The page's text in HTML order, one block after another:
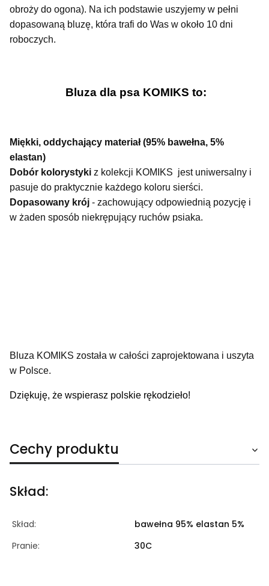
obroży do ogona). Na ich podstawie uszyjemy w pełni
dopasowaną bluzę, która trafi do Was w około 10 dni
roboczych.
Bluza dla psa KOMIKS to:
Miękki, oddychający materiał (95% bawełna, 5%
elastan)
Dobór kolorystyki z kolekcji KOMIKS jest uniwersalny i
pasuje do praktycznie każdego koloru sierści.
Dopasowany krój - zachowujący odpowiednią pozycję i
w żaden sposób niekrępujący ruchów psiaka.
Bluza KOMIKS została w całości zaprojektowana i uszyta
w Polsce.
Dziękuję, że wspierasz polskie rękodzieło!
Cechy produktu
Skład:
Skład:
bawełna 95% elastan 5%
Pranie:
30C